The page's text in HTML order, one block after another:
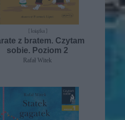
[ książka ]
z bratem. Czytam
sobie. Poziom 2
Rafał Witek